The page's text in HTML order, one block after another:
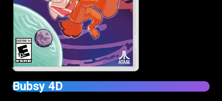
Bubsy 4D